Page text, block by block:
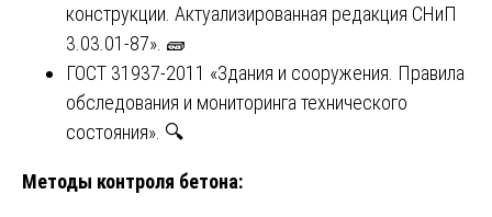
конструкции. Актуализированная редакция СНиП
3.03.01-87». 🧱
ГОСТ 31937-2011 «Здания и сооружения. Правила
обследования и мониторинга технического
состояния». 🔍
Методы контроля бетона: